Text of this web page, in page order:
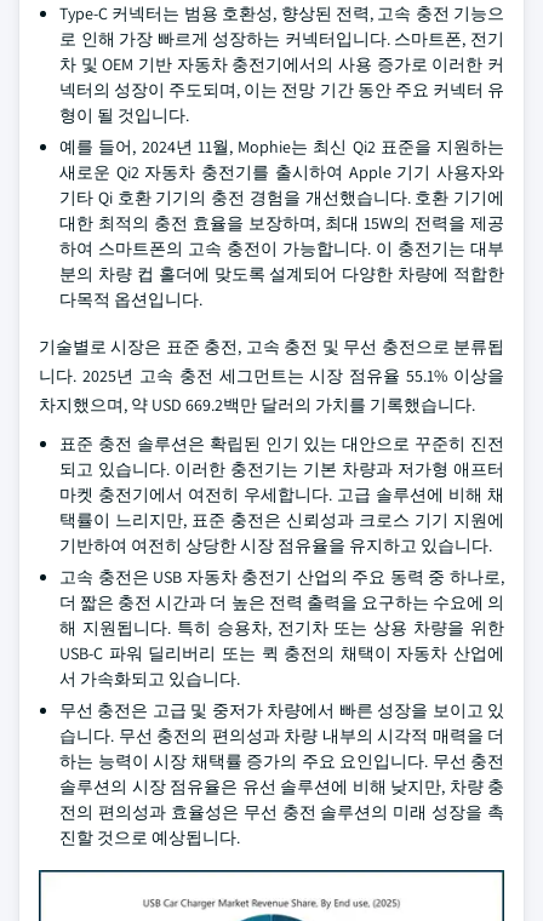
Type-C 커넥터는 범용 호환성, 향상된 전력, 고속 충전 기능으
로 인해 가장 빠르게 성장하는 커넥터입니다. 스마트폰, 전기
차 및 OEM 기반 자동차 충전기에서의 사용 증가로 이러한 커
넥터의 성장이 주도되며, 이는 전망 기간 동안 주요 커넥터 유
형이 될 것입니다.
예를 들어, 2024년 11월, Mophie는 최신 Qi2 표준을 지원하는
새로운 Qi2 자동차 충전기를 출시하여 Apple 기기 사용자와
기타 Qi 호환 기기의 충전 경험을 개선했습니다. 호환 기기에
대한 최적의 충전 효율을 보장하며, 최대 15W의 전력을 제공
하여 스마트폰의 고속 충전이 가능합니다. 이 충전기는 대부
분의 차량 컵 홀더에 맞도록 설계되어 다양한 차량에 적합한
다목적 옵션입니다.
기술별로 시장은 표준 충전, 고속 충전 및 무선 충전으로 분류됩
니다. 2025년 고속 충전 세그먼트는 시장 점유율 55.1% 이상을
차지했으며, 약 USD 669.2백만 달러의 가치를 기록했습니다.
표준 충전 솔루션은 확립된 인기 있는 대안으로 꾸준히 진전
되고 있습니다. 이러한 충전기는 기본 차량과 저가형 애프터
마켓 충전기에서 여전히 우세합니다. 고급 솔루션에 비해 채
택률이 느리지만, 표준 충전은 신뢰성과 크로스 기기 지원에
기반하여 여전히 상당한 시장 점유율을 유지하고 있습니다.
고속 충전은 USB 자동차 충전기 산업의 주요 동력 중 하나로,
더 짧은 충전 시간과 더 높은 전력 출력을 요구하는 수요에 의
해 지원됩니다. 특히 승용차, 전기차 또는 상용 차량을 위한
USB-C 파워 딜리버리 또는 퀵 충전의 채택이 자동차 산업에
서 가속화되고 있습니다.
무선 충전은 고급 및 중저가 차량에서 빠른 성장을 보이고 있
습니다. 무선 충전의 편의성과 차량 내부의 시각적 매력을 더
하는 능력이 시장 채택률 증가의 주요 요인입니다. 무선 충전
솔루션의 시장 점유율은 유선 솔루션에 비해 낮지만, 차량 충
전의 편의성과 효율성은 무선 충전 솔루션의 미래 성장을 촉
진할 것으로 예상됩니다.